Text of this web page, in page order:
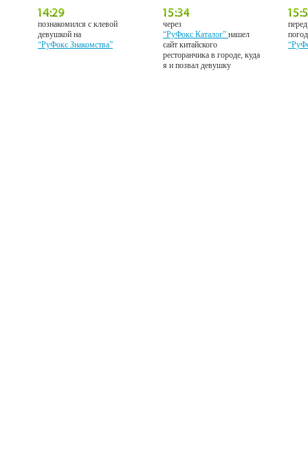
познакомился с клевой
девушкой на
“РуФокс Знакомства”
через
“РуФокс Каталог”нашел
сайт китайского
ресторанчика в городе, куда
я и позвал девушку